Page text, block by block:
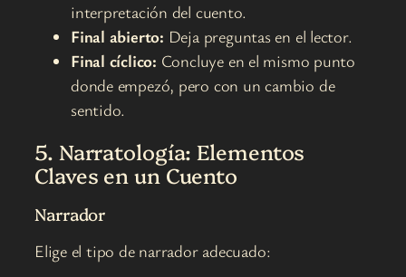
interpretación del cuento.
Final abierto: Deja preguntas en el lector.
Final cíclico: Concluye en el mismo punto
donde empezó, pero con un cambio de
sentido.
5. Narratología: Elementos
Claves en un Cuento
Narrador
Elige el tipo de narrador adecuado: